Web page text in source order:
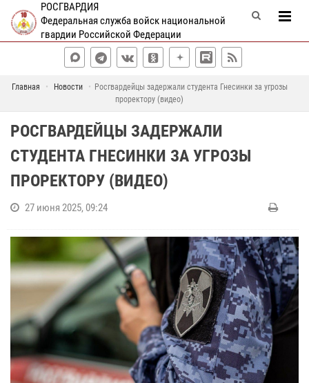
РОСГВАРДИЯ
Федеральная служба войск национальной
гвардии Российской Федерации
Главная Новости
Росгвардейцы задержали студента Гнесинки за угрозы
проректору (видео)
РОСГВАРДЕЙЦЫ ЗАДЕРЖАЛИ
СТУДЕНТА ГНЕСИНКИ ЗА УГРОЗЫ
ПРОРЕКТОРУ (ВИДЕО)
27 июня 2025, 09:24